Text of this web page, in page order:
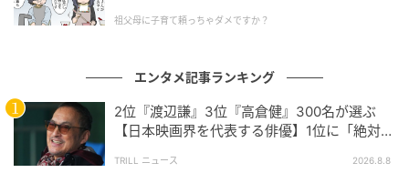
以上、“7月ドラマ最大の注目俳優”をご紹介しました。
それぞれ違った魅力や期待値で選ばれており、この夏
どんな熱いドラマになるかますます楽しみになります
んが】
祖父母に子育て頼っちゃダメですか？
エンタメ記事ランキング
2位『渡辺謙』3位『高倉健』300名が選ぶ
【日本映画界を代表する俳優】1位に「絶対的
TRILL ニュース 2026.8.8